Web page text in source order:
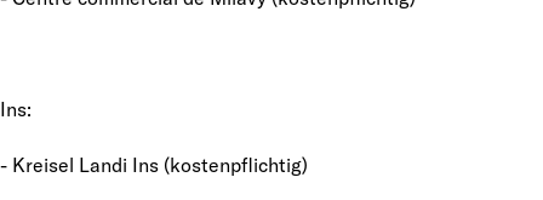
Ins:
- Kreisel Landi Ins (kostenpflichtig)